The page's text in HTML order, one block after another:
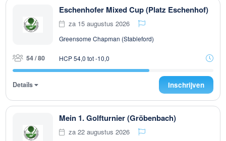
Eschenhofer Mixed Cup (Platz Eschenhof)
za 15 augustus 2026
Greensome Chapman (Stableford)
54 / 80 HCP 54,0 tot -10,0
Details Inschrijven
Mein 1. Golfturnier (Gröbenbach)
za 22 augustus 2026